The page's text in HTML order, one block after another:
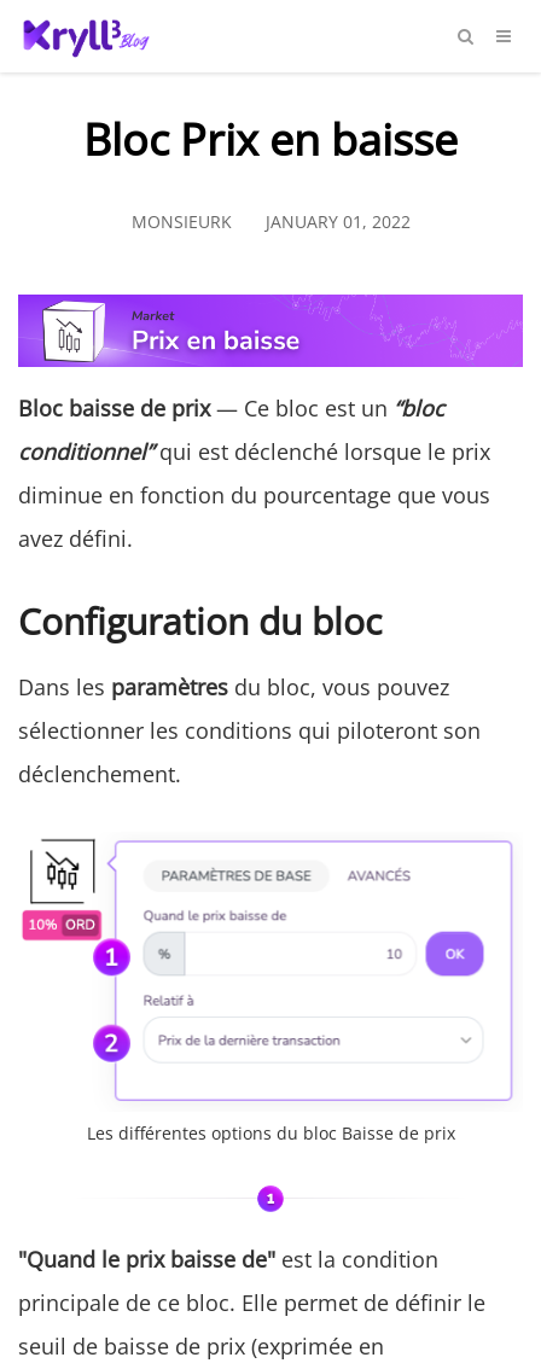
Bloc Prix en baisse
MONSIEURK JANUARY 01, 2022
Bloc baisse de prix— Ce bloc est un “bloc
conditionnel”qui est déclenché lorsque le prix
diminue en fonction du pourcentage que vous
avez défini.
Configuration du bloc
Dans les paramètres du bloc, vous pouvez
sélectionner les conditions qui piloteront son
déclenchement.
Les différentes options du bloc Baisse de prix
"Quand le prix baisse de" est la condition
principale de ce bloc. Elle permet de définir le
seuil de baisse de prix (exprimée en